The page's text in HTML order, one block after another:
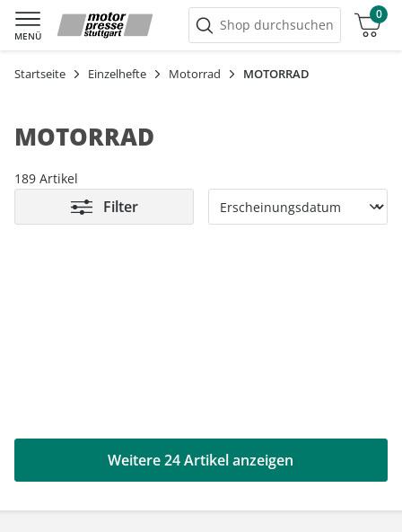
MENÜ
Shop durchsuchen
0
Warenkorb
Startseite Einzelhefte Motorrad MOTORRAD
MOTORRAD
189 Artikel
Filter
Weitere 24 Artikel anzeigen